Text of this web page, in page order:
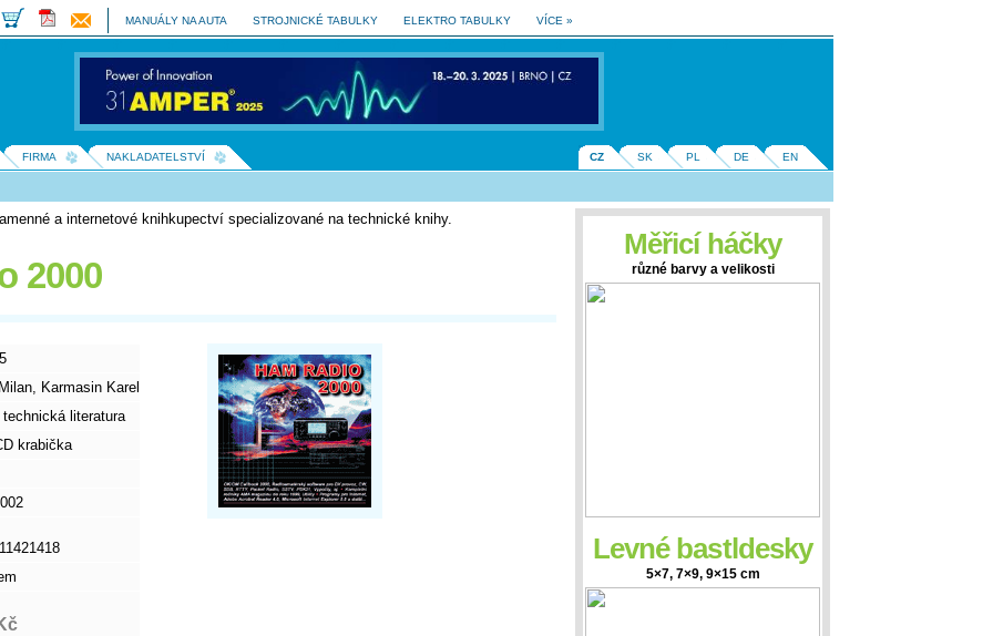
a internetové knihkupectví specializované na technické knihy.
2000
Karmasin Karel
technická literatura
krabička
Měřicí háčky
různé barvy a velikosti
Levné bastldesky
5×7, 7×9, 9×15 cm
FIRMA NAKLADATELSTVÍ CZ SK PL DE EN
MANUÁLY NA AUTA STROJNICKÉ TABULKY ELEKTRO TABULKY VÍCE »